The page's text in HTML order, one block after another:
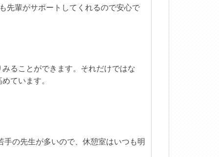
先輩がサポートしてくれるので安心で
ることができます。それだけではな
ています。
の先生が多いので、休憩室はいつも明